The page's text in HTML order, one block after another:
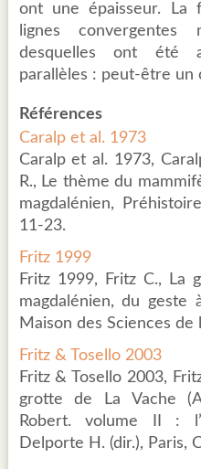
ont une épaisseur. La
lignes
desquelles ont été
parallèles : peut-être un
Références
Caralp et al. 1973
Caralp et al. 1973,
R., Le thème du
magdalénien,
11-23.
Fritz 1999
Fritz 1999, Fritz C., La
magdalénien, du geste
Maison des Sciences de
Fritz & Tosello 2003
Fritz & Tosello 2003,
grotte de La Vache
Robert. volume II :
Delporte H. (dir.), Paris,